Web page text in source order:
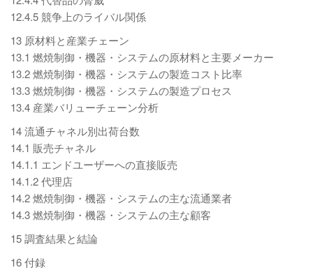
12.4.5 競争上のライバル関係
13 原材料と産業チェーン
13.1 燃焼制御・機器・システムの原材料と主要メーカー
13.2 燃焼制御・機器・システムの製造コスト比率
13.3 燃焼制御・機器・システムの製造プロセス
13.4 産業バリューチェーン分析
14 流通チャネル別出荷台数
14.1 販売チャネル
14.1.1 エンドユーザーへの直接販売
14.1.2 代理店
14.2 燃焼制御・機器・システムの主な流通業者
14.3 燃焼制御・機器・システムの主な顧客
15 調査結果と結論
16 付録